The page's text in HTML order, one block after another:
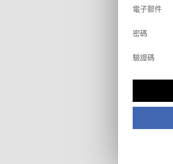
電子郵件
密碼
驗證碼